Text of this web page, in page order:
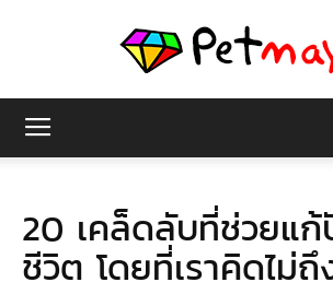
มายา
20 เคล็ดลับที่ช่วยแ
ชีวิต โดยที่เราคิดไม่